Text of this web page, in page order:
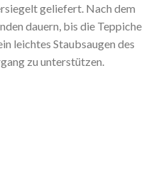
geliefert. Nach dem
dauern, bis die Teppiche
leichtes Staubsaugen des
zu unterstützen.